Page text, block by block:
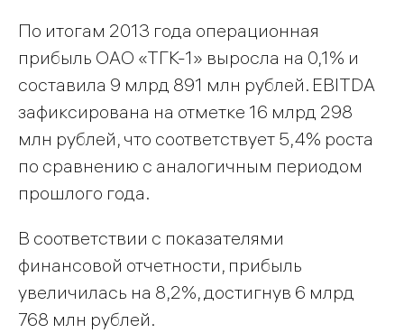
По итогам 2013 года операционная
прибыль ОАО «ТГК-1» выросла на 0,1% и
составила 9 млрд 891 млн рублей. EBITDA
зафиксирована на отметке 16 млрд 298
млн рублей, что соответствует 5,4% роста
по сравнению с аналогичным периодом
прошлого года.
В соответствии с показателями
финансовой отчетности, прибыль
увеличилась на 8,2%, достигнув 6 млрд
768 млн рублей.